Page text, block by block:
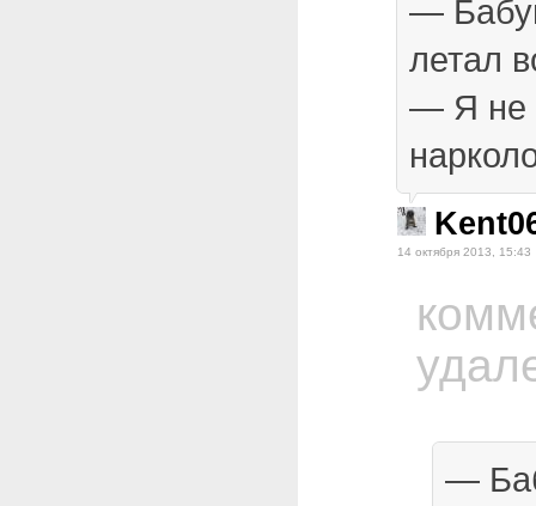
—
летал
— Я не
14 октября 2013, 15:43
—